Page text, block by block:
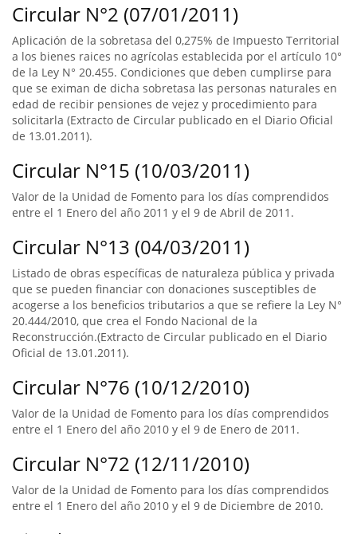
Circular N°2 (07/01/2011)
Aplicación de la sobretasa del 0,275% de Impuesto Territorial
a los bienes raices no agrícolas establecida por el artículo 10°
de la Ley N° 20.455. Condiciones que deben cumplirse para
que se eximan de dicha sobretasa las personas naturales en
edad de recibir pensiones de vejez y procedimiento para
solicitarla (Extracto de Circular publicado en el Diario Oficial
de 13.01.2011).
Circular N°15 (10/03/2011)
Valor de la Unidad de Fomento para los días comprendidos
entre el 1 Enero del año 2011 y el 9 de Abril de 2011.
Circular N°13 (04/03/2011)
Listado de obras específicas de naturaleza pública y privada
que se pueden financiar con donaciones susceptibles de
acogerse a los beneficios tributarios a que se refiere la Ley N°
20.444/2010, que crea el Fondo Nacional de la
Reconstrucción.(Extracto de Circular publicado en el Diario
Oficial de 13.01.2011).
Circular N°76 (10/12/2010)
Valor de la Unidad de Fomento para los días comprendidos
entre el 1 Enero del año 2010 y el 9 de Enero de 2011.
Circular N°72 (12/11/2010)
Valor de la Unidad de Fomento para los días comprendidos
entre el 1 Enero del año 2010 y el 9 de Diciembre de 2010.